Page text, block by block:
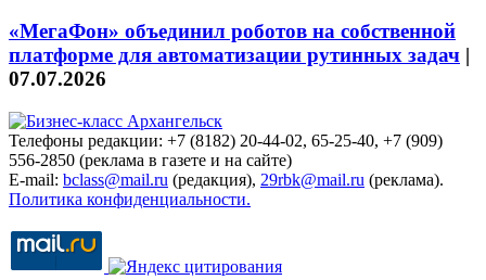
«МегаФон» объединил роботов на собственной
платформе для автоматизации рутинных задач |
07.07.2026
Телефоны редакции: +7 (8182) 20-44-02, 65-25-40, +7 (909)
556-2850 (реклама в газете и на сайте)
E-mail: bclass@mail.ru (редакция), 29rbk@mail.ru (реклама).
Политика конфиденциальности.